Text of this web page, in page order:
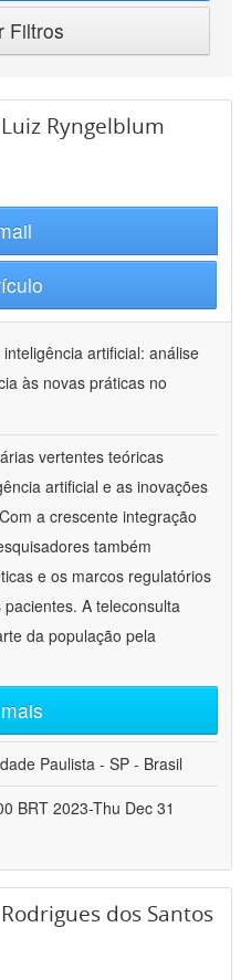
Filtros
Ryngelblum
artificial: análise
às novas práticas no
vertentes teóricas
artificial e as inovações
a crescente integração
também
e os marcos regulatórios
A teleconsulta
da população pela
Paulista - SP - Brasil
BRT 2023-Thu Dec 31
dos Santos